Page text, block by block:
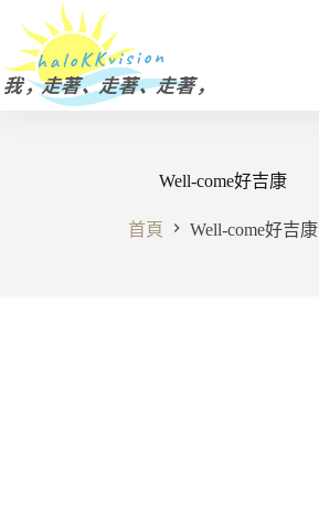
主
要
Well-come好吉康
首頁 Well-come好吉康